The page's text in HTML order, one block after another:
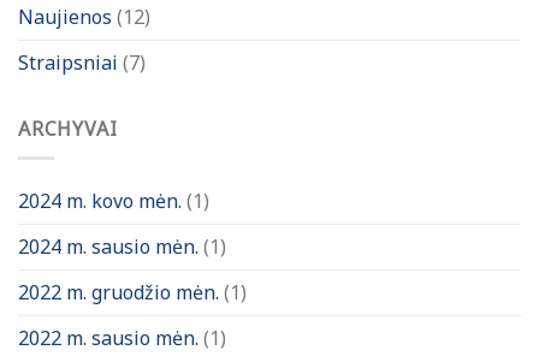
Naujienos (12)
Straipsniai (7)
ARCHYVAI
2024 m. kovo mėn. (1)
2024 m. sausio mėn. (1)
2022 m. gruodžio mėn. (1)
2022 m. sausio mėn. (1)